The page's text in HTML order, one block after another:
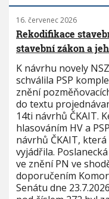
16. červenec 2026
Rekodifikace
stavební zákon a
K návrhu novely
schválila PSP
znění
do textu
14ti návrhů ČKAIT.
hlasováním HV a
návrhů ČKAIT,
vyjádřila.
ve znění PN ve
doporučením
Senátu dne